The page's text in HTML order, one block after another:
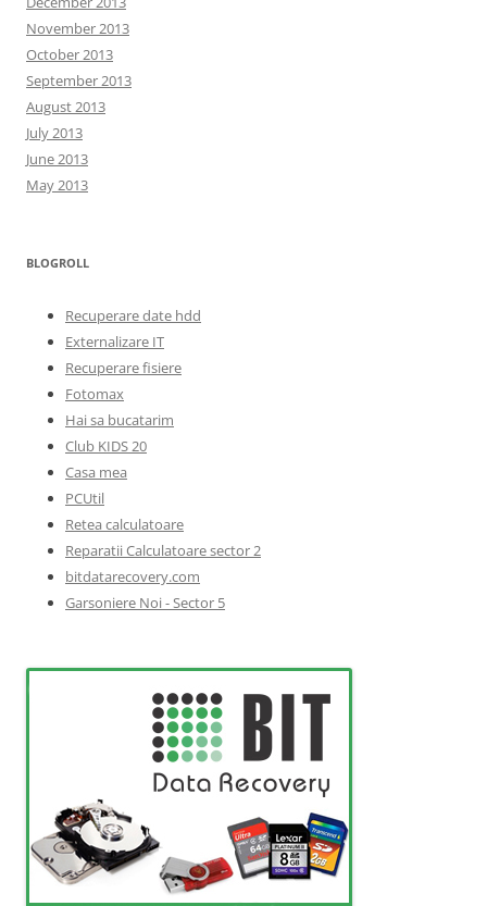
November 2013
October 2013
September 2013
August 2013
July 2013
June 2013
May 2013
BLOGROLL
Recuperare date hdd
Externalizare IT
Recuperare fisiere
Fotomax
Hai sa bucatarim
Club KIDS 20
Casa mea
PCUtil
Retea calculatoare
Reparatii Calculatoare sector 2
bitdatarecovery.com
Garsoniere Noi - Sector 5